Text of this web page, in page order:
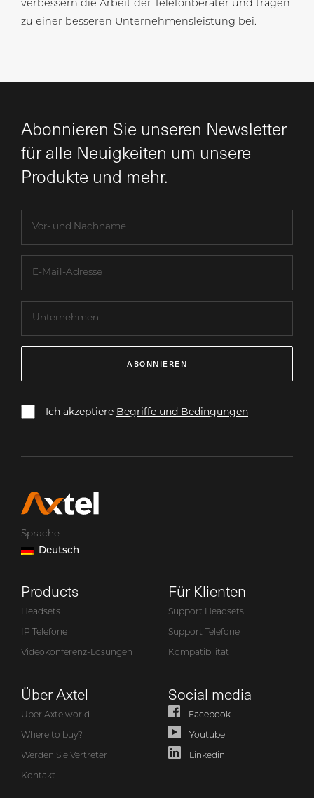
verbessern die Arbeit der Telefonberater und tragen
zu einer besseren Unternehmensleistung bei.
Abonnieren Sie unseren Newsletter
für alle Neuigkeiten um unsere
Produkte und mehr.
ABONNIEREN
Ich akzeptiere Begriffe und Bedingungen
Sprache
Deutsch
Products
Headsets
IP Telefone
Videokonferenz-Lösungen
Für Klienten
Support Headsets
Support Telefone
Kompatibilität
Über Axtel
Über Axtelworld
Where to buy?
Werden Sie Vertreter
Kontakt
Social media
Facebook
Youtube
Linkedin